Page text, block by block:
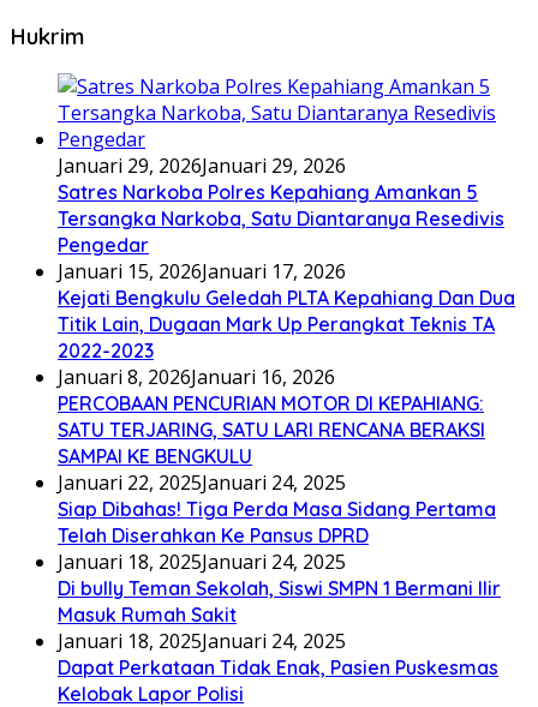
Hukrim
Januari 29, 2026Januari 29, 2026
Satres Narkoba Polres Kepahiang Amankan 5
Tersangka Narkoba, Satu Diantaranya Resedivis
Pengedar
Januari 15, 2026Januari 17, 2026
Kejati Bengkulu Geledah PLTA Kepahiang Dan Dua
Titik Lain, Dugaan Mark Up Perangkat Teknis TA
2022-2023
Januari 8, 2026Januari 16, 2026
PERCOBAAN PENCURIAN MOTOR DI KEPAHIANG:
SATU TERJARING, SATU LARI RENCANA BERAKSI
SAMPAI KE BENGKULU
Januari 22, 2025Januari 24, 2025
Siap Dibahas! Tiga Perda Masa Sidang Pertama
Telah Diserahkan Ke Pansus DPRD
Januari 18, 2025Januari 24, 2025
Di bully Teman Sekolah, Siswi SMPN 1 Bermani Ilir
Masuk Rumah Sakit
Januari 18, 2025Januari 24, 2025
Dapat Perkataan Tidak Enak, Pasien Puskesmas
Kelobak Lapor Polisi